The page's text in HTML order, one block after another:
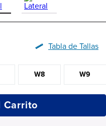
Tabla de Tallas
W8 W9
Carrito